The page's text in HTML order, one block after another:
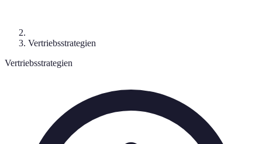
Vertriebsstrategien
Vertriebsstrategien